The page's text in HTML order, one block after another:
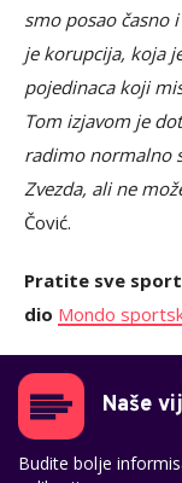
smo posao časno
je korupcija, koja
pojedinaca koji
Tom izjavom je
radimo normalno
Zvezda, ali ne
Čović.
Pratite sve
dio Mondo
Naše
Budite bolje